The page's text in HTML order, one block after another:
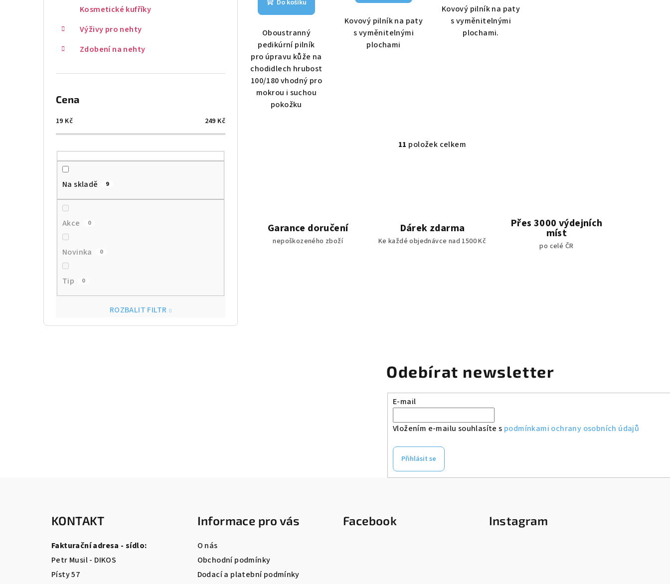
Kosmetické kufříky
Výživy pro nehty
Zdobení na nehty
Cena
19 Kč 249 Kč
Na skladě 9
Akce 0
Novinka 0
Tip 0
ROZBALIT FILTR
Do košíku
Oboustranný
pedikúrní pilník
pro úpravu kůže na
chodidlech hrubost
100/180 vhodný pro
mokrou i suchou
pokožku
Kovový pilník na paty
s vyměnitelnými
plochami
Kovový pilník na paty
s vyměnitelnými
plochami.
O
c
í
i
11 položek celkem
Garance doručení
nepoškozeného zboží
Dárek zdarma
Ke každé objednávce nad 1500 Kč
Přes 3000 výdejních
míst
po celé ČR
Odebírat newsletter
E-mail
Vložením e-mailu souhlasíte s podmínkami ochrany osobních údajů
Přihlásit se
KONTAKT
Fakturační adresa - sídlo:
Petr Musil - DIKOS
Písty 57
Informace pro vás
O nás
Obchodní podmínky
Dodací a platební podmínky
Facebook Instagram